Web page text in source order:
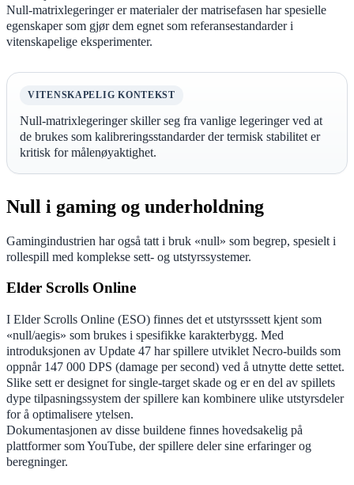
Null-matrixlegeringer er materialer der matrisefasen har spesielle
egenskaper som gjør dem egnet som referansestandarder i
vitenskapelige eksperimenter.
VITENSKAPELIG KONTEKST
Null-matrixlegeringer skiller seg fra vanlige legeringer ved at
de brukes som kalibreringsstandarder der termisk stabilitet er
kritisk for målenøyaktighet.
Null i gaming og underholdning
Gamingindustrien har også tatt i bruk «null» som begrep, spesielt i
rollespill med komplekse sett- og utstyrssystemer.
Elder Scrolls Online
I Elder Scrolls Online (ESO) finnes det et utstyrsssett kjent som
«null/aegis» som brukes i spesifikke karakterbygg. Med
introduksjonen av Update 47 har spillere utviklet Necro-builds som
oppnår 147 000 DPS (damage per second) ved å utnytte dette settet.
Slike sett er designet for single-target skade og er en del av spillets
dype tilpasningssystem der spillere kan kombinere ulike utstyrsdeler
for å optimalisere ytelsen.
Dokumentasjonen av disse buildene finnes hovedsakelig på
plattformer som YouTube, der spillere deler sine erfaringer og
beregninger.